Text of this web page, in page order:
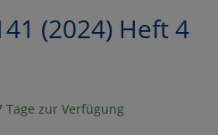
(2024) Heft 4
zur Verfügung